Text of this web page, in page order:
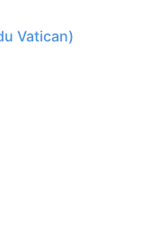
Vatican)